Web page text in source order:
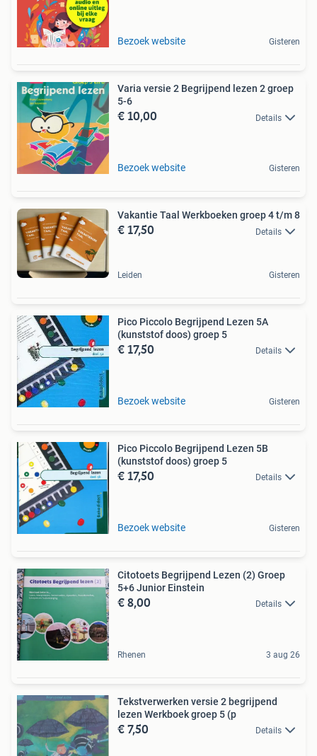
Bezoek website Gisteren
Varia versie 2 Begrijpend lezen 2 groep
5-6
€ 10,00 Details
Bezoek website Gisteren
Vakantie Taal Werkboeken groep 4 t/m 8
€ 17,50 Details
Leiden Gisteren
Pico Piccolo Begrijpend Lezen 5A
(kunststof doos) groep 5
€ 17,50 Details
Bezoek website Gisteren
Pico Piccolo Begrijpend Lezen 5B
(kunststof doos) groep 5
€ 17,50 Details
Bezoek website Gisteren
Citotoets Begrijpend Lezen (2) Groep
5+6 Junior Einstein
€ 8,00 Details
Rhenen 3 aug 26
Tekstverwerken versie 2 begrijpend
lezen Werkboek groep 5 (p
€ 7,50 Details